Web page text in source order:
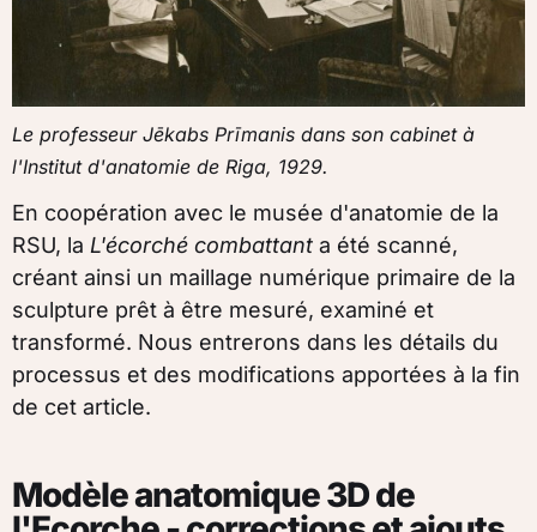
Le professeur Jēkabs Prīmanis dans son cabinet à
l'Institut d'anatomie de Riga, 1929.
En coopération avec le musée d'anatomie de la
RSU, la L'écorché combattant a été scanné,
créant ainsi un maillage numérique primaire de la
sculpture prêt à être mesuré, examiné et
transformé. Nous entrerons dans les détails du
processus et des modifications apportées à la fin
de cet article.
Modèle anatomique 3D de